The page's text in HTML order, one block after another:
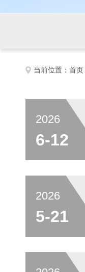
当前位置： 首页
2026
6-12
2026
5-21